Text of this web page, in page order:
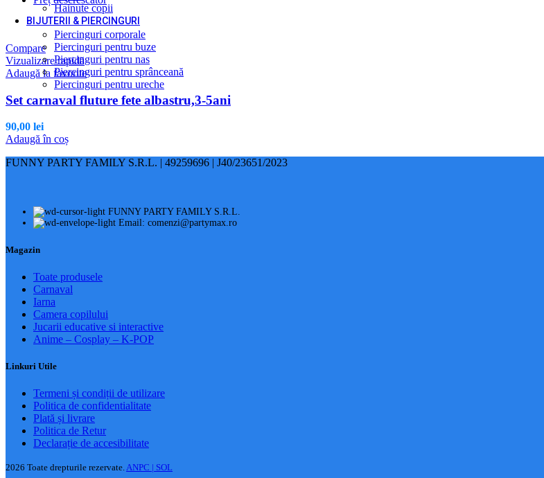
Hainute copii
BIJUTERII & PIERCINGURI
Piercinguri corporale
Piercinguri pentru buze
Piercinguri pentru nas
Piercinguri pentru sprânceană
Piercinguri pentru ureche
Compare
Vizualizare rapidă
Adaugă la favorite
Set carnaval fluture fete albastru,3-5ani
90,00 lei
Adaugă în coș
FUNNY PARTY FAMILY S.R.L. | 49259696 | J40/23651/2023
FUNNY PARTY FAMILY S.R.L.
Email: comenzi@partymax.ro
Magazin
Toate produsele
Carnaval
Iarna
Camera copilului
Jucarii educative si interactive
Anime – Cosplay – K‑POP
Linkuri Utile
Termeni și condiții de utilizare
Politica de confidentialitate
Plată și livrare
Politica de Retur
Declarație de accesibilitate
2026 Toate drepturile rezervate.ANPC | SOL